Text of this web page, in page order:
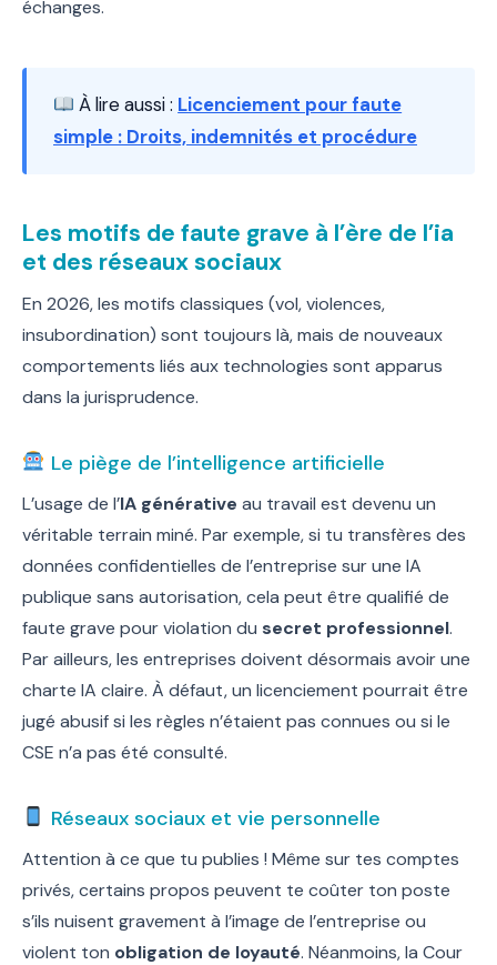
échanges.
À lire aussi : Licenciement pour faute
simple : Droits, indemnités et procédure
Les motifs de faute grave à l’ère de l’ia
et des réseaux sociaux
En 2026, les motifs classiques (vol, violences,
insubordination) sont toujours là, mais de nouveaux
comportements liés aux technologies sont apparus
dans la jurisprudence.
Le piège de l’intelligence artificielle
L’usage de l’IA générative au travail est devenu un
véritable terrain miné. Par exemple, si tu transfères des
données confidentielles de l’entreprise sur une IA
publique sans autorisation, cela peut être qualifié de
faute grave pour violation du secret professionnel.
Par ailleurs, les entreprises doivent désormais avoir une
charte IA claire. À défaut, un licenciement pourrait être
jugé abusif si les règles n’étaient pas connues ou si le
CSE n’a pas été consulté.
Réseaux sociaux et vie personnelle
Attention à ce que tu publies ! Même sur tes comptes
privés, certains propos peuvent te coûter ton poste
s’ils nuisent gravement à l’image de l’entreprise ou
violent ton obligation de loyauté. Néanmoins, la Cour